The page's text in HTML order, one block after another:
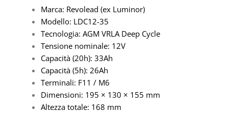
Marca: Revolead (ex Luminor)
Modello: LDC12-35
Tecnologia: AGM VRLA Deep Cycle
Tensione nominale: 12V
Capacità (20h): 33Ah
Capacità (5h): 26Ah
Terminali: F11 / M6
Dimensioni: 195 × 130 × 155 mm
Altezza totale: 168 mm